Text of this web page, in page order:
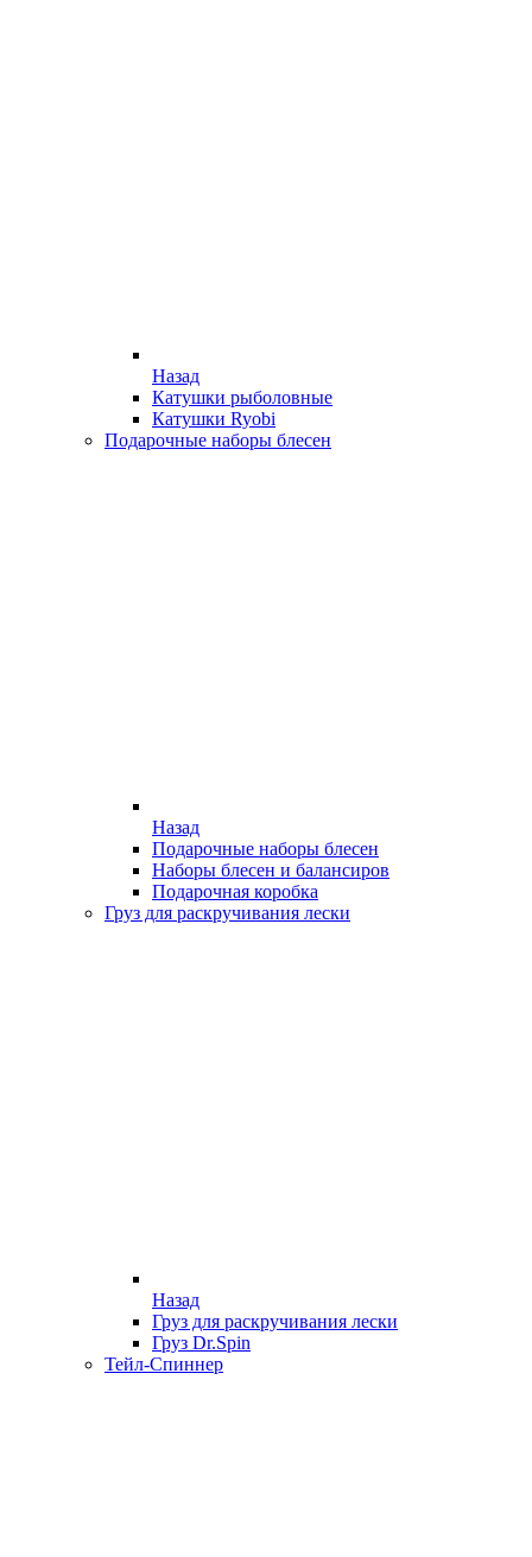
Назад
Катушки рыболовные
Катушки Ryobi
Подарочные наборы блесен
Назад
Подарочные наборы блесен
Наборы блесен и балансиров
Подарочная коробка
Груз для раскручивания лески
Назад
Груз для раскручивания лески
Груз Dr.Spin
Тейл-Спиннер